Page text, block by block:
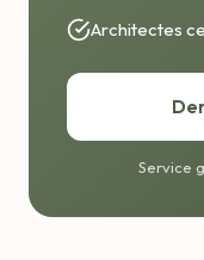
Architectes
Service